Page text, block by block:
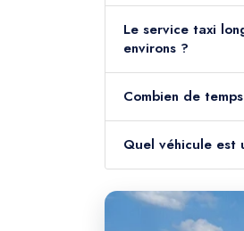
Le service taxi
environs ?
Combien de
Quel véhicule est